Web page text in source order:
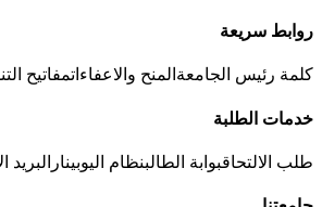
روابط سريعة
كلمة رئيس الجامعة المنح والاعفاءاتمفاتيح
خدمات الطلبة
طلب الالتحاقبوابة الطالبنظام اليوبينار البريد